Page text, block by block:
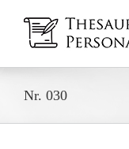
Inhalt
springen
Nr. 030